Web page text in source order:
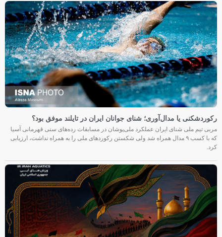
رکوردشکنی یا مدال‌آوری؛ شنای جوانان ایران در تایلند موفق بود؟
مربی تیم ملی شنای ایران عملکرد ملی‌پوشان در مسابقات رده‌های سنی قهرمانی آسیا
که با کسب ۹ مدال همراه شد ولی شکستن رکوردهای ملی را به همراه نداشت، ارزیابی
کرد.